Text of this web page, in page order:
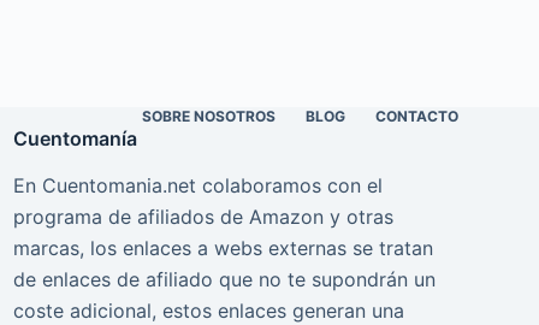
SOBRE NOSOTROS BLOG CONTACTO
Cuentomanía
En Cuentomania.net colaboramos con el
programa de afiliados de Amazon y otras
marcas, los enlaces a webs externas se tratan
de enlaces de afiliado que no te supondrán un
coste adicional, estos enlaces generan una